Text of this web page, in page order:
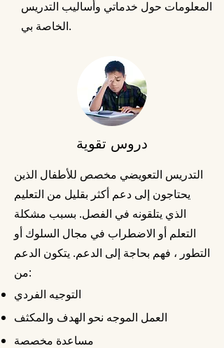
المعلومات حول خدماتي وأساليب التدريس
الخاصة بي.
دروس تقوية
التدريس التعويضي مخصص للأطفال الذين
يحتاجون إلى دعم أكثر بقليل من التعليم
الذي يتلقونه في الفصل. بسبب مشكلة
التعلم أو الاضطراب في مجال السلوك أو
التطور ، فهم بحاجة إلى الدعم. يتكون الدعم
من:
التوجيه الفردي
العمل الموجه نحو الهدف والمكثف
مساعدة مخصصة